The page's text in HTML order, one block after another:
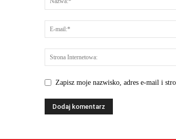
Zapisz moje nazwisko, adres e-mail i